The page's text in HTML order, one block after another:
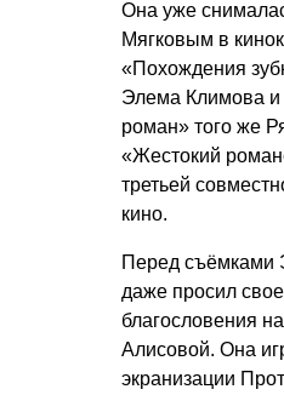
Она уже
Мягковым в
«Похождения
Элема Климова
роман» того же
«Жестокий
третьей
кино.
Перед съёмками
даже просил
благословения
Алисовой. Она
экранизации